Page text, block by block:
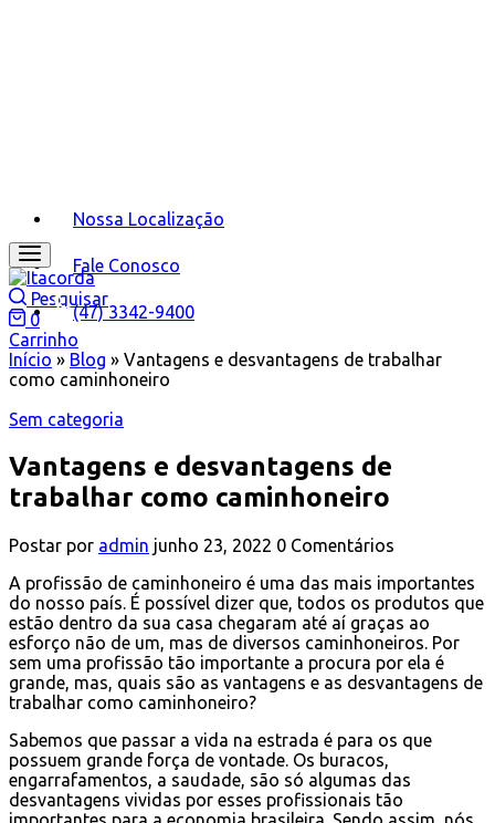
Nossa Localização
Fale Conosco
(47) 3342-9400
Pesquisar
0
Carrinho
Início » Blog » Vantagens e desvantagens de trabalhar
como caminhoneiro
Sem categoria
Vantagens e desvantagens de
trabalhar como caminhoneiro
Postar por admin junho 23, 2022 0 Comentários
A profissão de caminhoneiro é uma das mais importantes
do nosso país. É possível dizer que, todos os produtos que
estão dentro da sua casa chegaram até aí graças ao
esforço não de um, mas de diversos caminhoneiros. Por
sem uma profissão tão importante a procura por ela é
grande, mas, quais são as vantagens e as desvantagens de
trabalhar como caminhoneiro?
Sabemos que passar a vida na estrada é para os que
possuem grande força de vontade. Os buracos,
engarrafamentos, a saudade, são só algumas das
desvantagens vividas por esses profissionais tão